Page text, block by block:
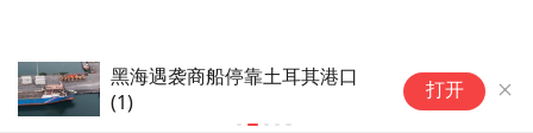
黑海遇袭商船停靠土耳其港口
(1)
打开
央视曝光！超8成睫毛胶样品